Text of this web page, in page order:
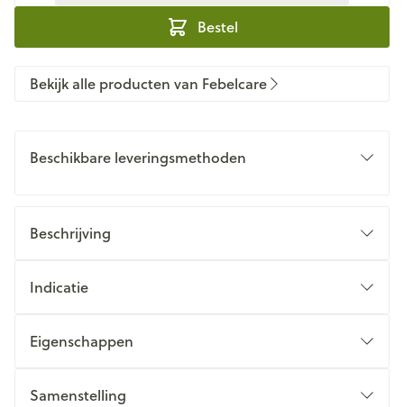
Bestel
Bekijk alle producten van Febelcare
Beschikbare leveringsmethoden
Beschrijving
Indicatie
Eigenschappen
Samenstelling